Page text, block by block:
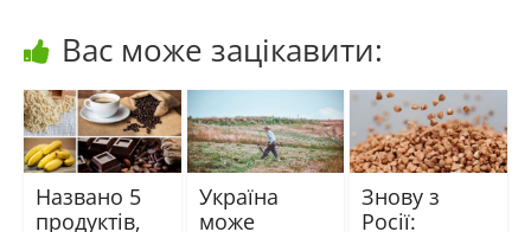
Вас може зацікавити:
Названо 5
продуктів,
Україна
може
Знову з
Росії: